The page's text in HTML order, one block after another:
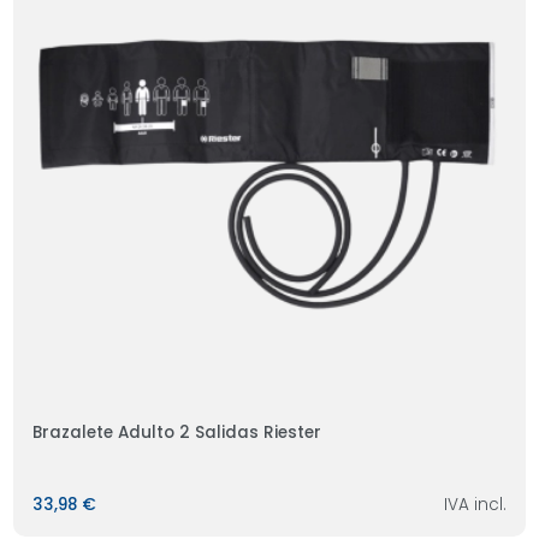
Brazalete Adulto 2 Salidas Riester
33,98 € IVA incl.